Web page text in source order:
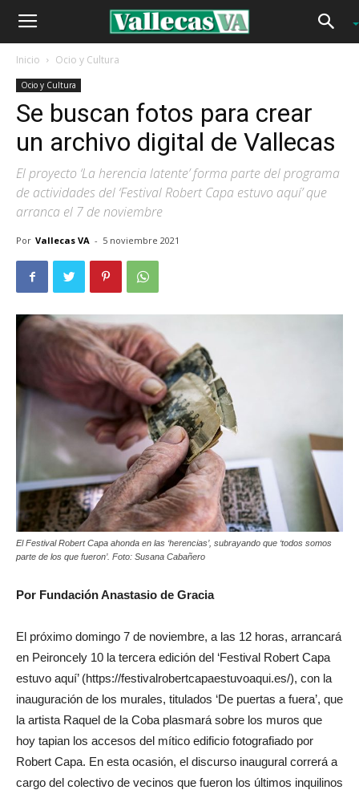
Inicio Ocio y Cultura
Ocio y Cultura
Se buscan fotos para crear
un archivo digital de Vallecas
El proyecto ‘La herencia latente’ forma parte del programa
de actividades del ‘Festival Robert Capa estuvo aquí’ que
arranca el 7 de noviembre
Por Vallecas VA - 5 noviembre 2021
El Festival Robert Capa ahonda en las ‘herencias’, subrayando que ‘todos somos
parte de los que fueron’. Foto: Susana Cabañero
Por Fundación Anastasio de Gracia
El próximo domingo 7 de noviembre, a las 12 horas, arrancará
en Peironcely 10 la tercera edición del ‘Festival Robert Capa
estuvo aquí’ (https://festivalrobertcapaestuvoaqui.es/), con la
inauguración de los murales, titulados ‘De puertas a fuera’, que
la artista Raquel de la Coba plasmará sobre los muros que
hoy tapian los accesos del mítico edificio fotografiado por
Robert Capa. En esta ocasión, el discurso inaugural correrá a
cargo del colectivo de vecinos que fueron los últimos inquilinos